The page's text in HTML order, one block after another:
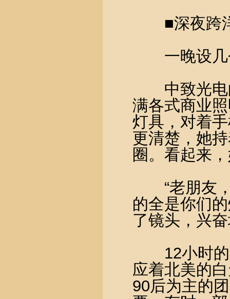
■深夜跨洋
一晚设几
中致光电
满各式商业
灯具，对着
更清楚，她
圈。看起来
“老朋友，
的全是你们
了镜头，兴
12小时的
应着北美的
90后为主的